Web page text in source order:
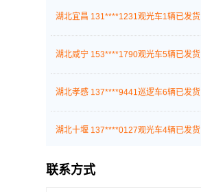
湖北宜昌 131****1231观光车1辆已发货
湖北咸宁 153****1790观光车5辆已发货
湖北孝感 137****9441巡逻车6辆已发货
湖北十堰 137****0127观光车4辆已发货
武汉汉南 181****1564巡逻车10辆已发货
联系方式